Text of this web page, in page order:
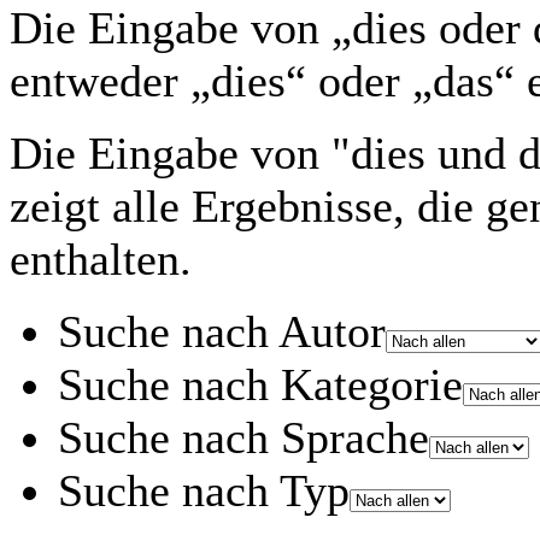
Die Eingabe von „dies oder
entweder „dies“ oder „das“
Die Eingabe von "dies und
zeigt alle Ergebnisse, die
enthalten.
Suche nach Autor
Suche nach Kategorie
Suche nach Sprache
Suche nach Typ